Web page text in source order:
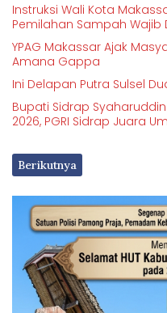
Instruksi Wali Kota
Pemilahan Sampah Wajib
YPAG Makassar Ajak
Amana Gappa
Ini Delapan Putra Sulsel
Bupati Sidrap Syaharuddin
2026, PGRI Sidrap Juara
Berikutnya